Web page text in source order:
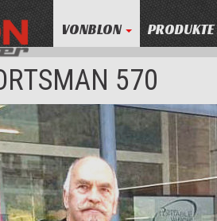
VONBLON PRODUKTE
570